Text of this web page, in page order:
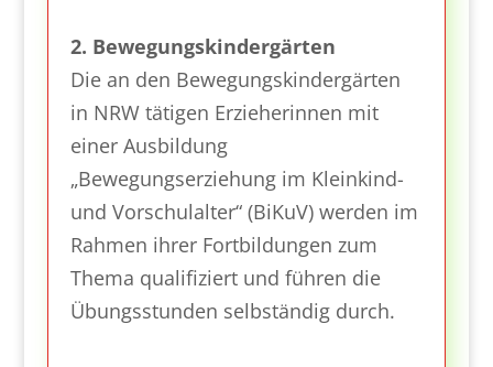
2. Bewegungskindergärten
Die an den Bewegungskindergärten
in NRW tätigen Erzieherinnen mit
einer Ausbildung
„Bewegungserziehung im Kleinkind-
und Vorschulalter“ (BiKuV) werden im
Rahmen ihrer Fortbildungen zum
Thema qualifiziert und führen die
Übungsstunden selbständig durch.